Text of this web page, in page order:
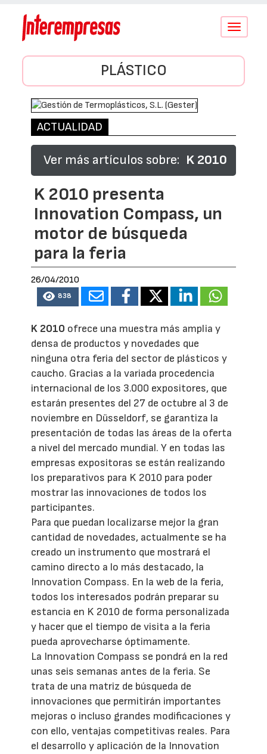
Conmutar
PLÁSTICO
ACTUALIDAD
Ver más artículos sobre: K 2010
K 2010 presenta
Innovation Compass, un
motor de búsqueda
para la feria
26/04/2010
838
K 2010 ofrece una muestra más amplia y
densa de productos y novedades que
ninguna otra feria del sector de plásticos y
caucho. Gracias a la variada procedencia
internacional de los 3.000 expositores, que
estarán presentes del 27 de octubre al 3 de
noviembre en Düsseldorf, se garantiza la
presentación de todas las áreas de la oferta
a nivel del mercado mundial. Y en todas las
empresas expositoras se están realizando
los preparativos para K 2010 para poder
mostrar las innovaciones de todos los
participantes.
Para que puedan localizarse mejor la gran
cantidad de novedades, actualmente se ha
creado un instrumento que mostrará el
camino directo a lo más destacado, la
Innovation Compass. En la web de la feria,
todos los interesados podrán preparar su
estancia en K 2010 de forma personalizada
y hacer que el tiempo de visita a la feria
pueda aprovecharse óptimamente.
La Innovation Compass se pondrá en la red
unas seis semanas antes de la feria. Se
trata de una matriz de búsqueda de
innovaciones que permitirán importantes
mejoras o incluso grandes modificaciones y
con ello, ventajas competitivas reales. Para
el desarrollo y aplicación de la Innovation